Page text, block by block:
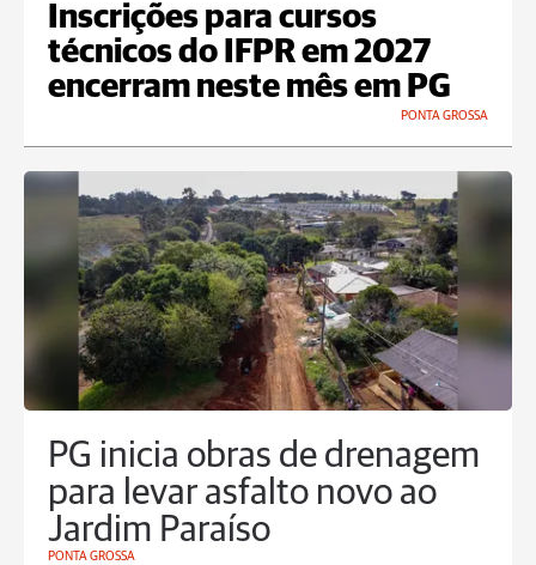
Inscrições para cursos
técnicos do IFPR em 2027
encerram neste mês em PG
PONTA GROSSA
PG inicia obras de drenagem
para levar asfalto novo ao
Jardim Paraíso
PONTA GROSSA